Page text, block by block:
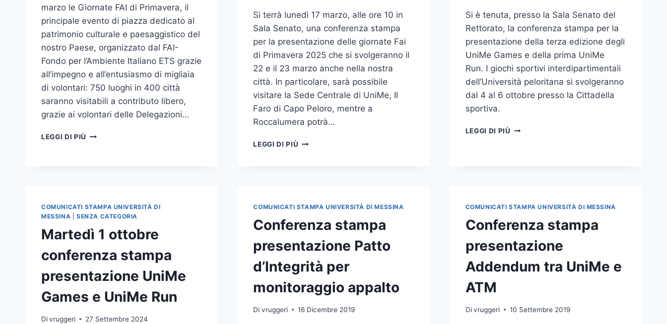
marzo le Giornate FAI di Primavera, il
principale evento di piazza dedicato al
patrimonio culturale e paesaggistico del
nostro Paese, organizzato dal FAI-
Fondo per l’Ambiente Italiano ETS grazie
all’impegno e all’entusiasmo di migliaia
di volontari: 750 luoghi in 400 città
saranno visitabili a contributo libero,
grazie ai volontari delle Delegazioni…
LEGGI DI PIÙ PRESENTATE
MESSINA
Si terrà lunedì 17 marzo, alle ore 10 in
Sala Senato, una conferenza stampa
per la presentazione delle giornate Fai
di Primavera 2025 che si svolgeranno il
22 e il 23 marzo anche nella nostra
città. In particolare, sarà possibile
visitare la Sede Centrale di UniMe, Il
Faro di Capo Peloro, mentre a
Roccalumera potrà…
LEGGI DI PIÙ CONFERENZA
FAI
PRIMAVERA
Si è tenuta, presso la Sala Senato del
Rettorato, la conferenza stampa per la
presentazione della terza edizione degli
UniMe Games e della prima UniMe
Run. I giochi sportivi interdipartimentali
dell’Università peloritana si svolgeranno
dal 4 al 6 ottobre presso la Cittadella
sportiva.
LEGGI DI PIÙ PRESENTATE
LA
PRIMA
UNIME
RUN
COMUNICATI STAMPA UNIVERSITÀ DI
MESSINA
SENZA CATEGORIA
Martedì 1 ottobre
conferenza stampa
presentazione UniMe
Games e UniMe Run
Divruggeri 27 Settembre 2024
COMUNICATI STAMPA UNIVERSITÀ DI MESSINA
Conferenza stampa
presentazione Patto
d’Integrità per
monitoraggio appalto
Di vruggeri 16 Dicembre 2019
COMUNICATI STAMPA UNIVERSITÀ DI MESSINA
Conferenza stampa
presentazione
Addendum tra UniMe e
ATM
Di vruggeri 10 Settembre 2019